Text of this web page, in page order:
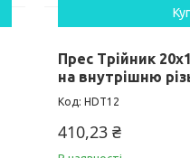
Прес Трійник
на внутрішню
HDT12
410,23 ₴